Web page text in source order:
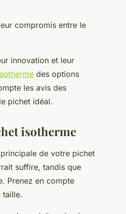
compromis entre le
innovation et leur
des options
les avis des
pichet idéal.
isotherme
de votre pichet
suffire, tandis que
Prenez en compte
taille.